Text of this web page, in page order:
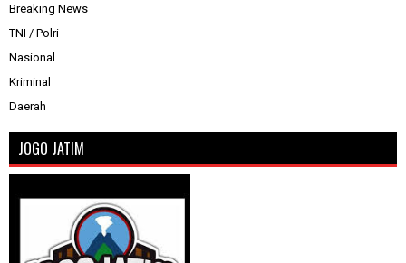
Breaking News
TNI / Polri
Nasional
Kriminal
Daerah
JOGO JATIM